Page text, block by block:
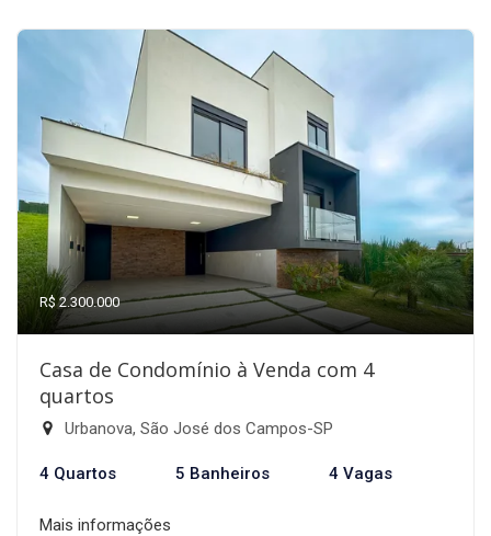
R$ 2.300.000
Casa de Condomínio à Venda com 4
quartos
Urbanova, São José dos Campos-SP
4 Quartos 5 Banheiros 4 Vagas
Mais informações